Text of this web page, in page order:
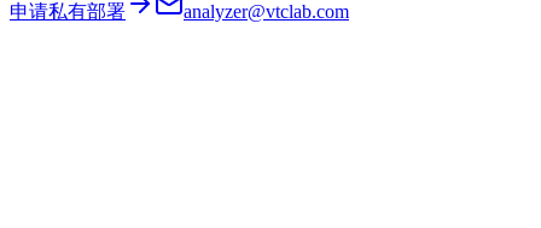
申请私有部署 analyzer@vtclab.com